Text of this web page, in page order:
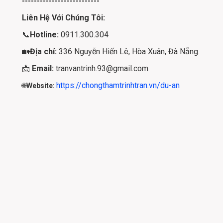
Liên Hệ Với Chúng Tôi:
📞Hotline: 0911.300.304
🏡Địa chỉ: 336 Nguyễn Hiến Lê, Hòa Xuân, Đà Nẵng.
📩 Email: tranvantrinh.93@gmail.com
🌐Website: https://chongthamtrinhtran.vn/du-an